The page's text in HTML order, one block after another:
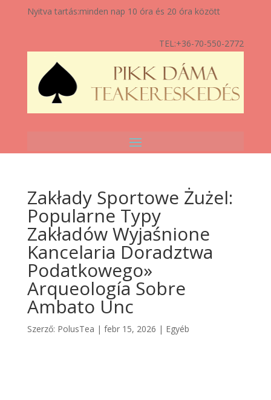
Nyitva tartás:minden nap 10 óra és 20 óra között
TEL:+36-70-550-2772
Zakłady Sportowe Żużel:
Popularne Typy
Zakładów Wyjaśnione
Kancelaria Doradztwa
Podatkowego»
Arqueología Sobre
Ambato Unc
Szerző: PolusTea | febr 15, 2026 | Egyéb